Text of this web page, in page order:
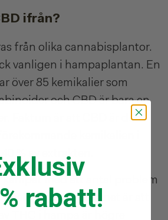
ifrån?
från olika cannabisplantor.
vanligen i hampaplantan. En
över 85 kemikalier som
och CBD är bara en
Faktum är att CBD är den
kemikalien i
% av extrakten.
med ett antal problem
Det största problemet är att
THC i hampa är högre
rabatt!